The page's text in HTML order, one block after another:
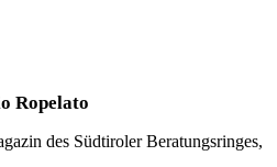
Ropelato
des Südtiroler Beratungsringes,